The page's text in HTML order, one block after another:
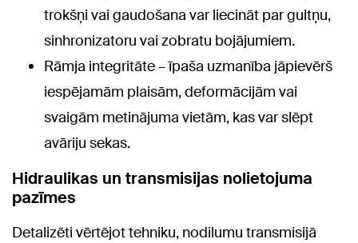
trokšņi vai gaudošana var liecināt par gultņu,
sinhronizatoru vai zobratu bojājumiem.
Rāmja integritāte – īpaša uzmanība jāpievērš
iespējamām plaisām, deformācijām vai
svaigām metinājuma vietām, kas var slēpt
avāriju sekas.
Hidraulikas un transmisijas nolietojuma
pazīmes
Detalizēti vērtējot tehniku, nodilumu transmisijā